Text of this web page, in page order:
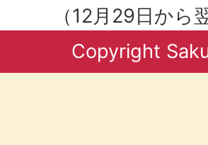
（12月29日から
Copyright